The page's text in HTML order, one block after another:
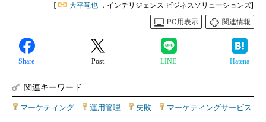
[ 大平竜也 ，インテリジェンス ビジネスソリューションズ]
PC用表示
関連情報
Share Post LINE Hatena
関連キーワード
マーケティング 運用管理 失敗 マーケティングサービス